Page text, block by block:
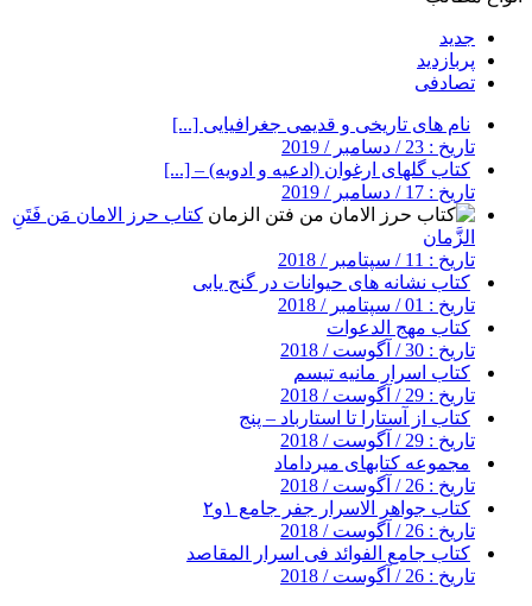
جدید
پربازدید
تصادفی
نام های تاریخی و قدیمی جغرافیایی [...]
تاریخ : 23 / دسامبر / 2019
کتاب گلهای ارغوان (ادعیه و ادویه) – [...]
تاریخ : 17 / دسامبر / 2019
کتاب حرز الامان مَن فَتَنِ
الزَّمان
تاریخ : 11 / سپتامبر / 2018
کتاب نشانه های حیوانات در گنج یابی
تاریخ : 01 / سپتامبر / 2018
کتاب مهج الدعوات
تاریخ : 30 / آگوست / 2018
کتاب اسرار مانیه تیسم
تاریخ : 29 / آگوست / 2018
کتاب از آستارا تا استارباد – پنج
تاریخ : 29 / آگوست / 2018
مجموعه کتابهای میرداماد
تاریخ : 26 / آگوست / 2018
کتاب جواهر الاسرار جفر جامع ۱و۲
تاریخ : 26 / آگوست / 2018
کتاب جامع الفوائد فی اسرار المقاصد
تاریخ : 26 / آگوست / 2018